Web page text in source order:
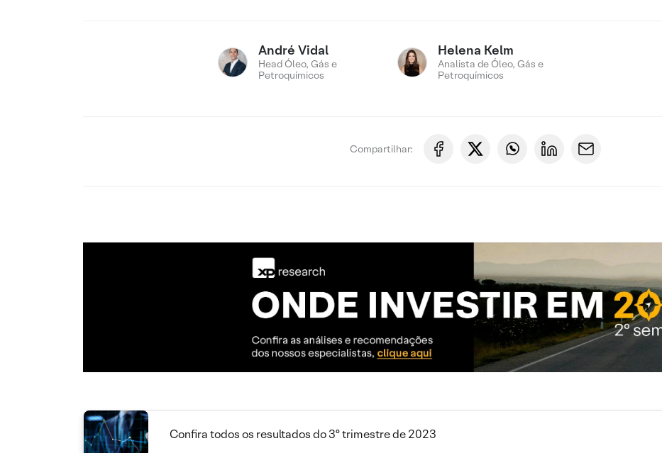
André Vidal
Head Óleo, Gás e
Petroquímicos
Helena Kelm
Analista de Óleo, Gás e
Petroquímicos
Compartilhar:
Confira todos os resultados do 3º trimestre de 2023